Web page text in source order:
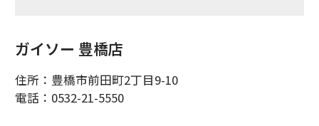
ガイソー 豊橋店
住所： 豊橋市前田町2丁目9-10
電話： 0532-21-5550